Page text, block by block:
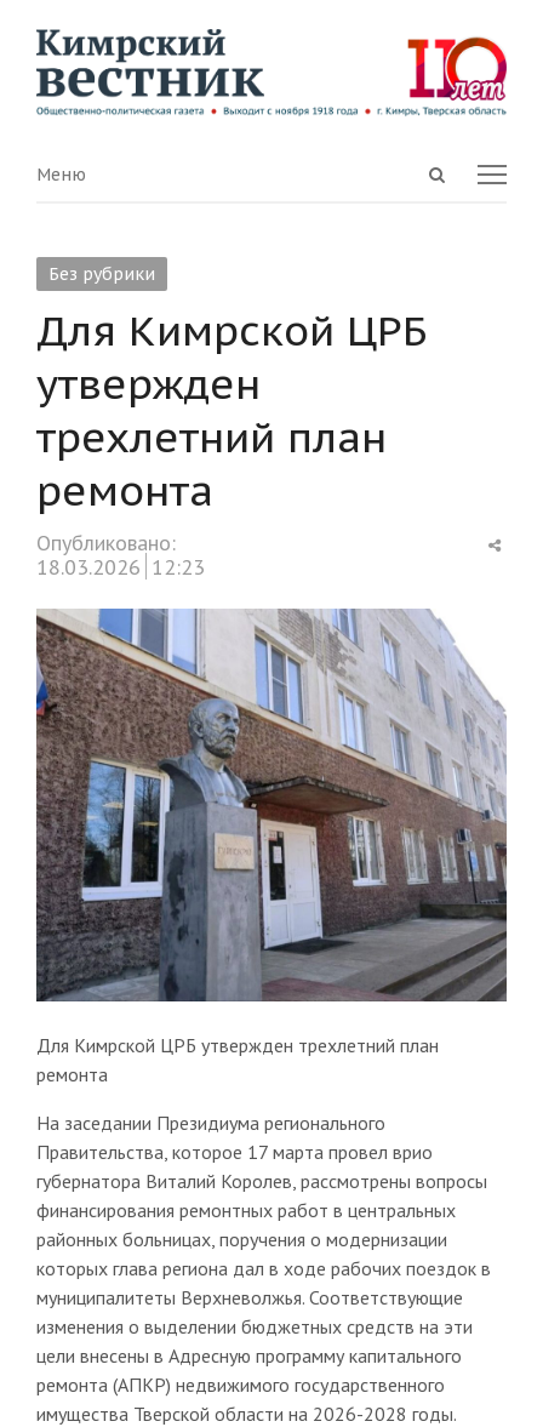
Open
Menu
Меню
Без рубрики
Для Кимрской ЦРБ
утвержден
трехлетний план
ремонта
Опубликовано:
18.03.2026 12:23
Для Кимрской ЦРБ утвержден трехлетний план
ремонта
На заседании Президиума регионального
Правительства, которое 17 марта провел врио
губернатора Виталий Королев, рассмотрены вопросы
финансирования ремонтных работ в центральных
районных больницах, поручения о модернизации
которых глава региона дал в ходе рабочих поездок в
муниципалитеты Верхневолжья. Соответствующие
изменения о выделении бюджетных средств на эти
цели внесены в Адресную программу капитального
ремонта (АПКР) недвижимого государственного
имущества Тверской области на 2026-2028 годы.